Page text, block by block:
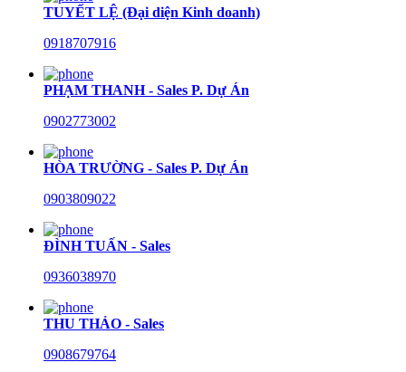
TUYẾT LỆ (Đại diện Kinh doanh)
0918707916
PHẠM THANH - Sales P. Dự Án
0902773002
HÒA TRƯỜNG - Sales P. Dự Án
0903809022
ĐÌNH TUẤN - Sales
0936038970
THU THẢO - Sales
0908679764